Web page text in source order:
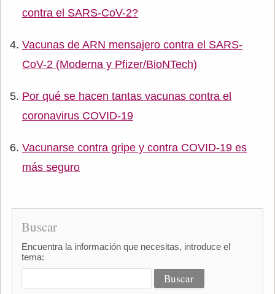
contra el SARS-CoV-2?
Vacunas de ARN mensajero contra el SARS-
CoV-2 (Moderna y Pfizer/BioNTech)
Por qué se hacen tantas vacunas contra el
coronavirus COVID-19
Vacunarse contra gripe y contra COVID-19 es
más seguro
Buscar
Encuentra la información que necesitas, introduce el
tema: